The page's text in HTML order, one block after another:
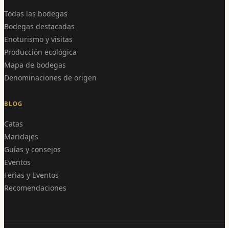
Todas las bodegas
Bodegas destacadas
Enoturismo y visitas
Producción ecológica
Mapa de bodegas
Denominaciones de origen
BLOG
Catas
Maridajes
Guías y consejos
Eventos
Ferias y Eventos
Recomendaciones